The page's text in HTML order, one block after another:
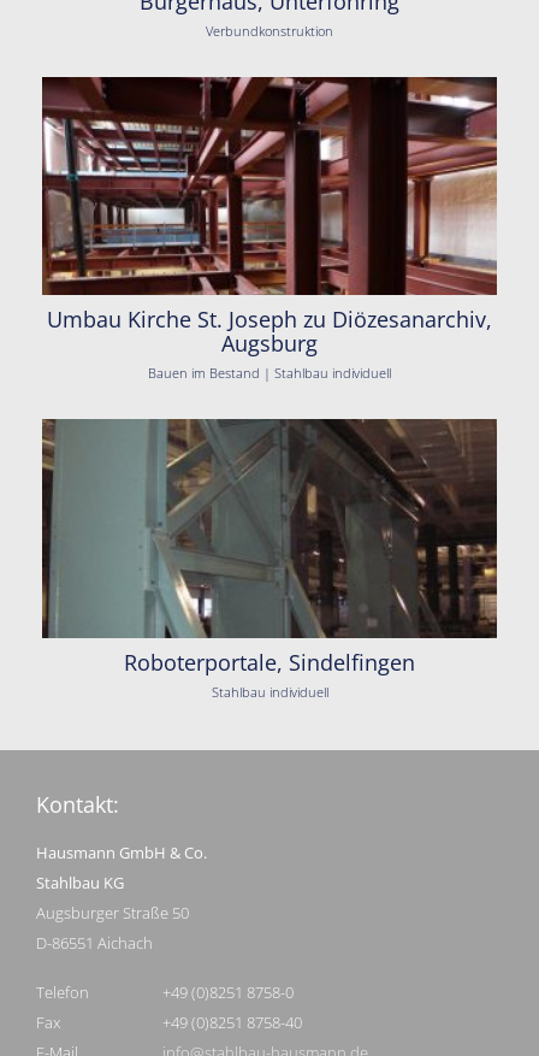
Verbundkonstruktion
Umbau Kirche St. Joseph zu Diözesanarchiv,
Augsburg
Bauen im Bestand | Stahlbau individuell
Roboterportale, Sindelfingen
Stahlbau individuell
Kontakt:
Hausmann GmbH & Co.
Stahlbau KG
Augsburger Straße 50
D-86551 Aichach
Telefon
Fax
+49 (0)8251 8758-0
+49 (0)8251 8758-40